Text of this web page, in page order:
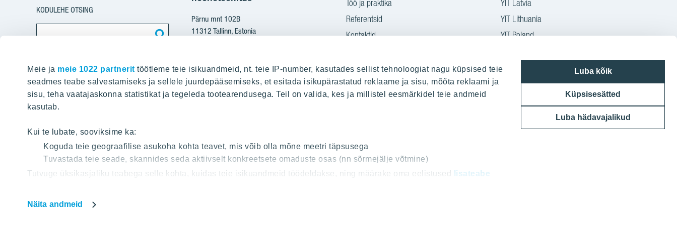
Meie ja meie 1022 partnerit töötleme teie isikuandmeid, nt. teie IP-number, kasutades sellist tehnoloogiat nagu küpsised teie
seadmes teabe salvestamiseks ja sellele juurdepääsemiseks, et esitada isikupärastatud reklaame ja sisu, mõõta reklaami ja
sisu, teha vaatajaskonna statistikat ja tegeleda tootearendusega. Teil on valida, kes ja millistel eesmärkidel teie andmeid
kasutab.
Kui te lubate, sooviksime ka:
Koguda teie geograafilise asukoha kohta teavet, mis võib olla mõne meetri täpsusega
Tuvastada teie seade, skannides seda aktiivselt konkreetsete omaduste osas (nn sõrmejälje võtmine)
Tutvuge üksikasjaliku teabega selle kohta, kuidas teie isikuandmeid töödeldakse, ning määrake oma eelistused
lisateabe
Näita andmeid
Luba kõik
Küpsisesätted
Luba hädavajalikud
KODULEHE OTSING
Pärnu mnt 102B
11312 Tallinn, Estonia
+372 665 2100
yit@yit.ee
Registrikood: 10093801
KMKR: EE100210897
Töö ja praktika
Referentsid
Kontaktid
YIT Latvia
YIT Lithuania
YIT Poland
YIT Slovakia
YIT Group